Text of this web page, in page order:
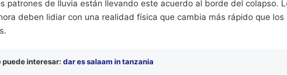
patrones de lluvia están llevando este acuerdo al borde del colapso.
deben lidiar con una realidad física que cambia más rápido que los
puede interesar: dar es salaam in tanzania